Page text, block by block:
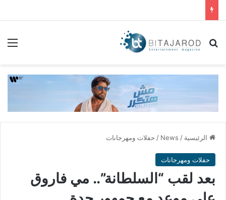
بحث عن
الرئيسية /
News
/ حفلات ومهرجانات
حفلات ومهرجانات
بعد لقب “السلطانة”.. مي فاروق